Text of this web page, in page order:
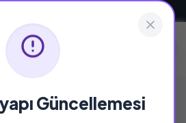
Güncellemesi